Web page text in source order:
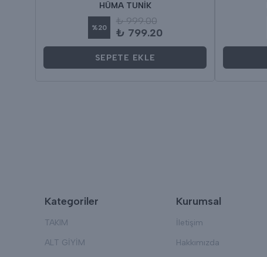
HÜMA TUNİK
%20
₺ 999.00
₺ 799.20
SEPETE EKLE
Kategoriler
TAKIM
ALT GİYİM
Kurumsal
İletişim
Hakkımızda